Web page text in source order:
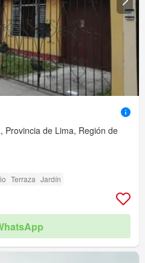
Provincia de Lima, Región de
Terraza Jardín